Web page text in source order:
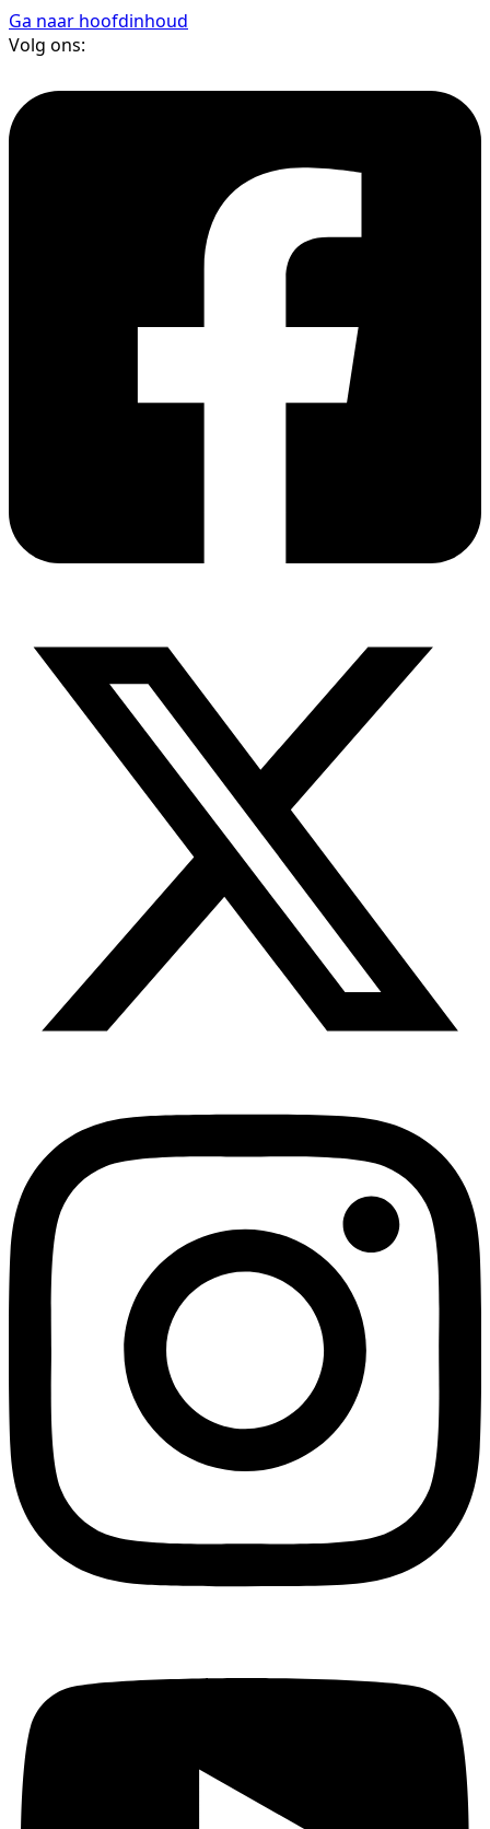
Ga naar hoofdinhoud
Volg ons: